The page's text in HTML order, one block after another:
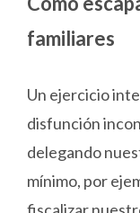
familiares
Un ejercicio
disfunción
delegando
mínimo, por